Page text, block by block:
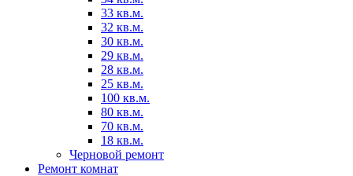
33 кв.м.
32 кв.м.
30 кв.м.
29 кв.м.
28 кв.м.
25 кв.м.
100 кв.м.
80 кв.м.
70 кв.м.
18 кв.м.
Черновой ремонт
Ремонт комнат